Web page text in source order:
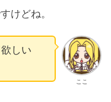
けどね。
ここ
しい